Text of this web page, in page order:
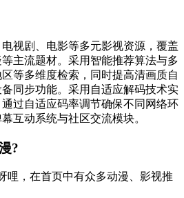
视剧、电影等多元影视资源，覆盖
主流题材。采用智能推荐算法与多
等多维度检索，同时提高清画质自
同步功能。采用自适应解码技术实
过自适应码率调节确保不同网络环
互动系统与社区交流模块。
?
哩，在首页中有众多动漫、影视推